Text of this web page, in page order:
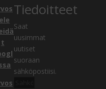
t
Tiedoitteet
Saat
uusimmat
uutiset
suoraan
sähköpostiisi.